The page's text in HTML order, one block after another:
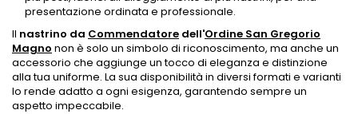
presentazione ordinata e professionale.
Il nastrino da Commendatore dell'Ordine San Gregorio
Magno non è solo un simbolo di riconoscimento, ma anche un
accessorio che aggiunge un tocco di eleganza e distinzione
alla tua uniforme. La sua disponibilità in diversi formati e varianti
lo rende adatto a ogni esigenza, garantendo sempre un
aspetto impeccabile.